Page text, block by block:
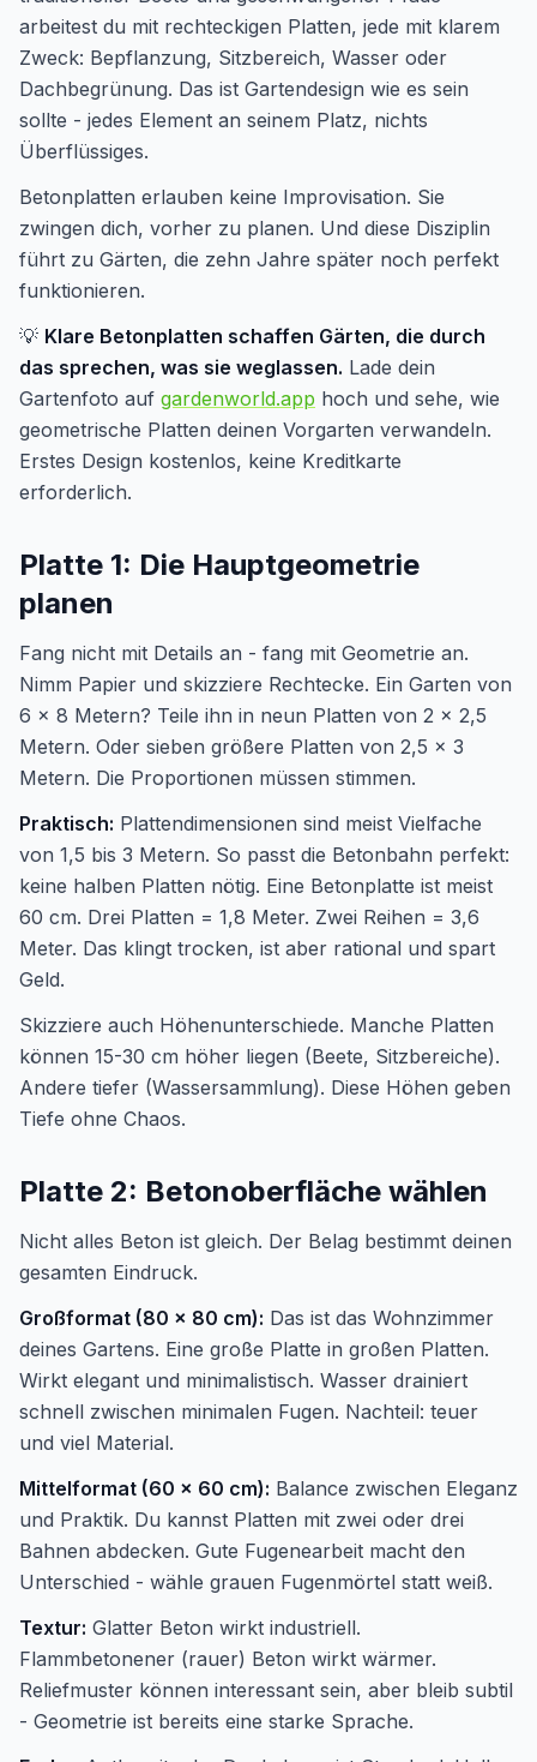
arbeitest du mit rechteckigen Platten, jede mit klarem
Zweck: Bepflanzung, Sitzbereich, Wasser oder
Dachbegrünung. Das ist Gartendesign wie es sein
sollte - jedes Element an seinem Platz, nichts
Überflüssiges.
Betonplatten erlauben keine Improvisation. Sie
zwingen dich, vorher zu planen. Und diese Disziplin
führt zu Gärten, die zehn Jahre später noch perfekt
funktionieren.
💡 Klare Betonplatten schaffen Gärten, die durch
das sprechen, was sie weglassen. Lade dein
Gartenfoto auf gardenworld.app hoch und sehe, wie
geometrische Platten deinen Vorgarten verwandeln.
Erstes Design kostenlos, keine Kreditkarte
erforderlich.
Platte 1: Die Hauptgeometrie
planen
Fang nicht mit Details an - fang mit Geometrie an.
Nimm Papier und skizziere Rechtecke. Ein Garten von
6 x 8 Metern? Teile ihn in neun Platten von 2 x 2,5
Metern. Oder sieben größere Platten von 2,5 x 3
Metern. Die Proportionen müssen stimmen.
Praktisch: Plattendimensionen sind meist Vielfache
von 1,5 bis 3 Metern. So passt die Betonbahn perfekt:
keine halben Platten nötig. Eine Betonplatte ist meist
60 cm. Drei Platten = 1,8 Meter. Zwei Reihen = 3,6
Meter. Das klingt trocken, ist aber rational und spart
Geld.
Skizziere auch Höhenunterschiede. Manche Platten
können 15-30 cm höher liegen (Beete, Sitzbereiche).
Andere tiefer (Wassersammlung). Diese Höhen geben
Tiefe ohne Chaos.
Platte 2: Betonoberfläche wählen
Nicht alles Beton ist gleich. Der Belag bestimmt deinen
gesamten Eindruck.
Großformat (80 x 80 cm): Das ist das Wohnzimmer
deines Gartens. Eine große Platte in großen Platten.
Wirkt elegant und minimalistisch. Wasser drainiert
schnell zwischen minimalen Fugen. Nachteil: teuer
und viel Material.
Mittelformat (60 x 60 cm): Balance zwischen Eleganz
und Praktik. Du kannst Platten mit zwei oder drei
Bahnen abdecken. Gute Fugenearbeit macht den
Unterschied - wähle grauen Fugenmörtel statt weiß.
Textur: Glatter Beton wirkt industriell.
Flammbetonener (rauer) Beton wirkt wärmer.
Reliefmuster können interessant sein, aber bleib subtil
- Geometrie ist bereits eine starke Sprache.